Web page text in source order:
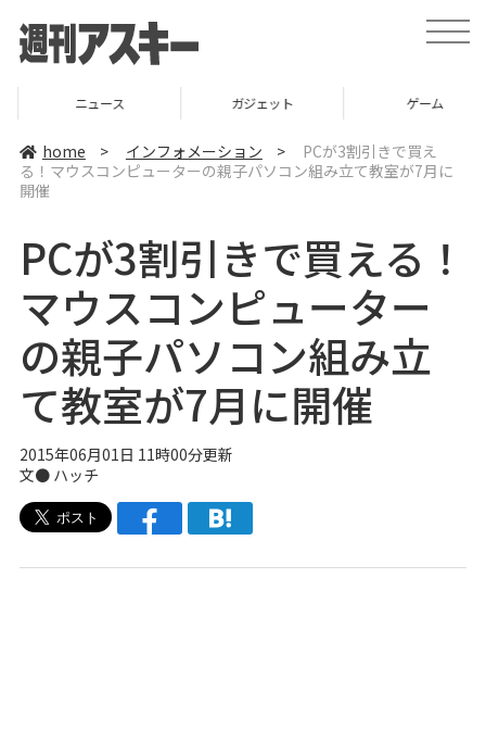
t
o
i
o
n
ニュース ガジェット ゲーム
home > インフォメーション >
PCが3割引きで買え
る！マウスコンピューターの親子パソコン組み立て教室が7月に
開催
PCが3割引きで買える！
マウスコンピューター
の親子パソコン組み立
て教室が7月に開催
2015年06月01日 11時00分更新
文● ハッチ